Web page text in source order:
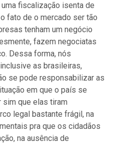
fiscalização isenta de
fato de o mercado ser tão
tenham um negócio
fazem negociatas
Dessa forma, nós
as brasileiras,
se pode responsabilizar as
em que o país se
que elas tiram
legal bastante frágil, na
pra que os cidadãos
na ausência de